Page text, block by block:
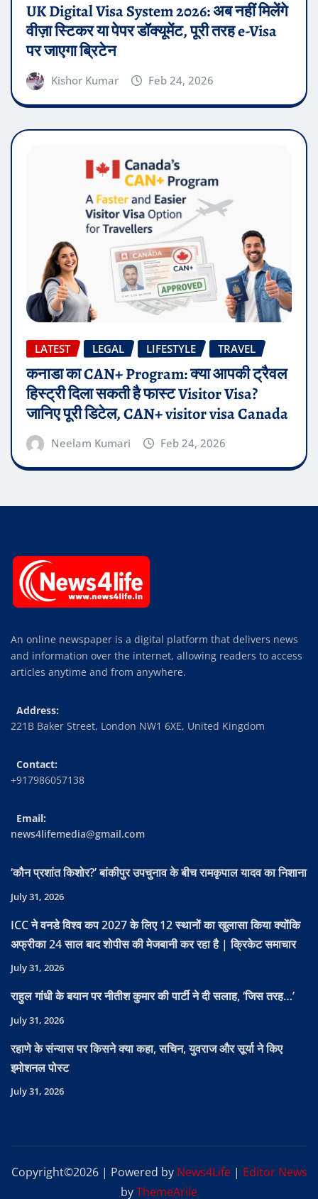
UK Digital Visa System 2026: अब नहीं मिलेंगे
वीज़ा स्टिकर या पेपर डॉक्यूमेंट, पूरी तरह e-Visa
पर जाएगा ब्रिटेन
Kishor Kumar Feb 24, 2026
LATEST LEGAL LIFESTYLE TRAVEL
कनाडा का CAN+ Program: क्या आपकी ट्रैवल
हिस्ट्री दिला सकती है फास्ट Visitor Visa?
जानिए पूरी डिटेल, CAN+ visitor visa Canada
Neelam Kumari Feb 24, 2026
An online newspaper is a digital platform that delivers news
and information over the internet, allowing readers to access
articles anytime and from anywhere.
Address:
221B Baker Street, London NW1 6XE, United Kingdom
Contact:
+917986057138
Email:
news4lifemedia@gmail.com
‘कौन प्रशांत किशोर?’ बांकीपुर उपचुनाव के बीच रामकृपाल यादव का निशाना
July 31, 2026
ICC ने वनडे विश्व कप 2027 के लिए 12 स्थानों का खुलासा किया क्योंकि
अफ्रीका 24 साल बाद शोपीस की मेजबानी कर रहा है | क्रिकेट समाचार
July 31, 2026
राहुल गांधी के बयान पर नीतीश कुमार की पार्टी ने दी सलाह, ‘जिस तरह…’
July 31, 2026
रहाणे के संन्यास पर किसने क्या कहा, सचिन, युवराज और सूर्या ने किए
इमोशनल पोस्ट
July 31, 2026
Copyright©2026 | Powered by News4Life | Editor News
byThemeArile